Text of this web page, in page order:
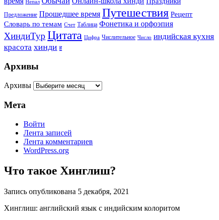
Непал
Предложение Прошедшее время Путешествия Рецепт
Словарь по темам Счет Таблица Фонетика и орфоэпия
ХиндиТур Цитата Цифра Числительное Число индийская кухня
красота хинди ह
Архивы
Архивы
Мета
Войти
Лента записей
Лента комментариев
WordPress.org
Что такое Хинглиш?
Запись опубликована 5 декабря, 2021
Хинглиш: английский язык с индийским колоритом